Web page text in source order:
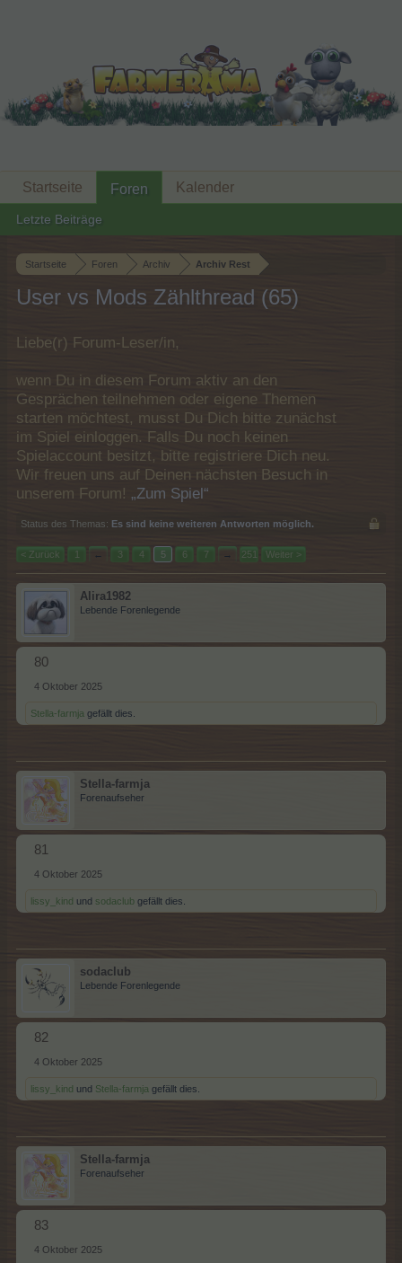
Startseite Foren Archiv Archiv Rest
User vs Mods Zählthread (65)
Liebe(r) Forum-Leser/in,
wenn Du in diesem Forum aktiv an den
Gesprächen teilnehmen oder eigene Themen
starten möchtest, musst Du Dich bitte zunächst
im Spiel einloggen. Falls Du noch keinen
Spielaccount besitzt, bitte registriere Dich neu.
Wir freuen uns auf Deinen nächsten Besuch in
unserem Forum! „Zum Spiel“
Status des Themas: Es sind keine weiteren Antworten möglich.
< Zurück 1 ← 3 4 5 6 7 → 251 Weiter >
Alira1982
Lebende Forenlegende
80
4 Oktober 2025
Stella-farmja gefällt dies.
Stella-farmja
Forenaufseher
81
4 Oktober 2025
lissy_kind und sodaclub gefällt dies.
sodaclub
Lebende Forenlegende
82
4 Oktober 2025
lissy_kind und Stella-farmja gefällt dies.
Stella-farmja
Forenaufseher
83
4 Oktober 2025
Startseite Foren
Letzte Beiträge
Kalender